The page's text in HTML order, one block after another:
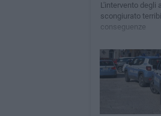
L'intervento degli
scongiurato
conseguenze